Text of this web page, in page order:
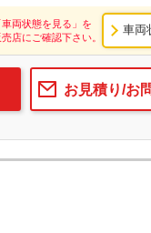
両状態を見る」を
店にご確認下さい。
車両
お見積り/お